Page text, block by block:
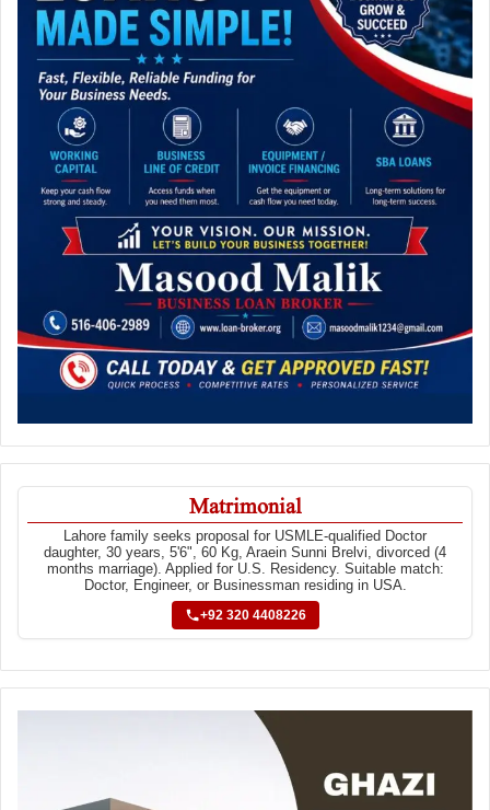
Matrimonial
Lahore family seeks proposal for USMLE-qualified Doctor
daughter, 30 years, 5'6", 60 Kg, Araein Sunni Brelvi, divorced (4
months marriage). Applied for U.S. Residency. Suitable match:
Doctor, Engineer, or Businessman residing in USA.
+92 320 4408226